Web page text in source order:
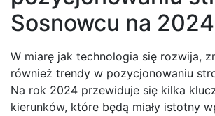
Sosnowcu na
W miarę jak technologia się rozwija,
również trendy w pozycjonowaniu
Na rok 2024 przewiduje się kilka
kierunków, które będą miały istotny